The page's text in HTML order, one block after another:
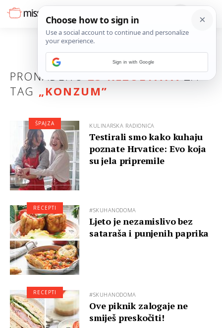
PRONAĐENO25 REZULTATAZA
TAG „KONZUM”
KULINARSKA RADIONICA
Testirali smo kako kuhaju
poznate Hrvatice: Evo koja
su jela pripremile
ŠPAJZA
#SKUHANODOMA
Ljeto je nezamislivo bez
sataraša i punjenih paprika
RECEPTI
#SKUHANODOMA
Ove piknik zalogaje ne
smiješ preskočiti!
RECEPTI
Sign in with Google